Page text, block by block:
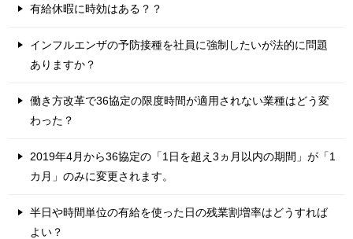
有給休暇に時効はある？？
インフルエンザの予防接種を社員に強制したいが法的に問題
ありますか？
働き方改革で36協定の限度時間が適用されない業種はどう変
わった？
2019年4月から36協定の「1日を超え3ヵ月以内の期間」が「1
カ月」のみに変更されます。
半日や時間単位の有給を使った日の残業割増率はどうすれば
よい？